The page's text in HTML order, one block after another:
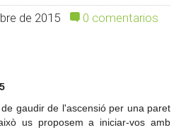
de 2015
0 comentarios
gaudir de l'ascensió per una paret
us proposem a iniciar-vos amb